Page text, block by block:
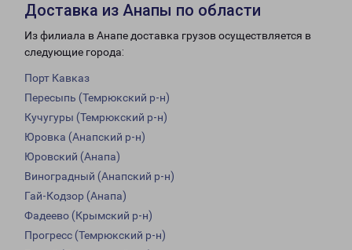
Доставка из Анапы по области
Из филиала в Анапе доставка грузов осуществляется в
следующие города:
Порт Кавказ
Пересыпь (Темрюкский р-н)
Кучугуры (Темрюкский р-н)
Юровка (Анапский р-н)
Юровский (Анапа)
Виноградный (Анапский р-н)
Гай-Кодзор (Анапа)
Фадеево (Крымский р-н)
Прогресс (Темрюкский р-н)